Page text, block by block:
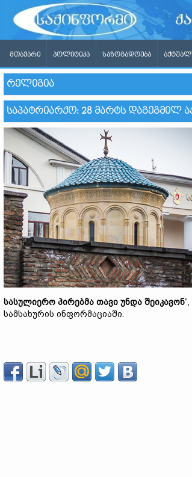
ᲛᲗᲐᲕᲐᲠᲘ ᲞᲝᲚᲘᲢᲘᲙᲐ ᲡᲐᲖᲝᲒᲐᲓᲝᲔᲑᲐ
ᲠᲔᲚᲘᲒᲘᲐ
ᲡᲐᲞᲐᲢᲠᲘᲐᲠᲥᲝ: 28 ᲛᲐᲠᲢᲡ ᲓᲐᲒᲔᲒᲛᲘᲚ
სასულიერო პირებმა თავი უნდა შეიკავონ
სამსახურის ინფორმაციაში.